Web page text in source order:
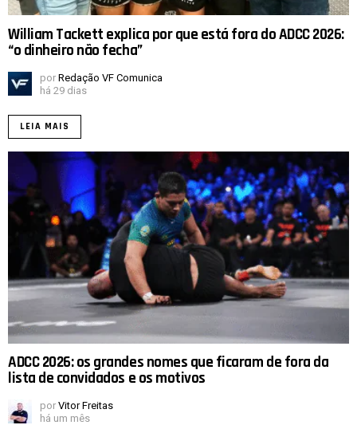
William Tackett explica por que está fora do ADCC 2026:
“o dinheiro não fecha”
por Redação VF Comunica
há 29 dias
LEIA MAIS
ADCC 2026: os grandes nomes que ficaram de fora da
lista de convidados e os motivos
por Vitor Freitas
há um mês